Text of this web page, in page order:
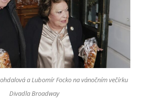
a Lubomír Focko na vánočním večírku
Divadla Broadway